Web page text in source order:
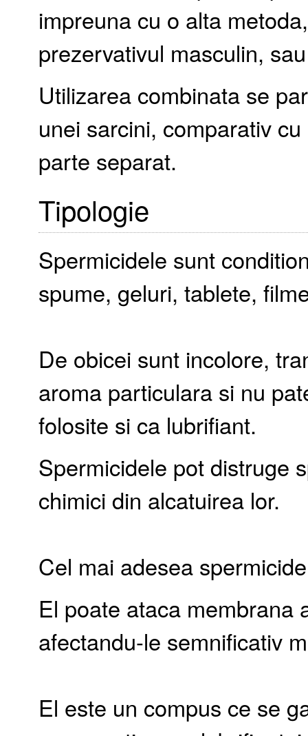
impreuna cu o alta
prezervativul masculin,
Utilizarea combinata se
unei sarcini, comparativ
parte separat.
Tipologie
Spermicidele sunt
spume, geluri, tablete,
De obicei sunt incolore,
aroma particulara si nu
folosite si ca lubrifiant.
Spermicidele pot distruge
chimici din alcatuirea lor.
Cel mai adesea
El poate ataca membrana
afectandu-le semnificativ
El este un compus ce se